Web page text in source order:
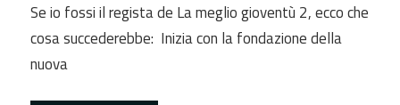
Se io fossi il regista de La meglio gioventù 2, ecco che
cosa succederebbe: Inizia con la fondazione della
nuova